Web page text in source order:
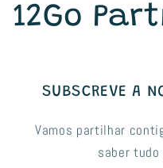
12Go
SUBSCREVE A
Vamos partilhar
saber tudo